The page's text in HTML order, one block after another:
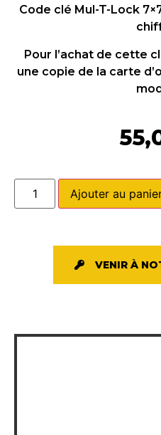
Code clé Mul-T-Lock
Pour l’achat de cette
une copie de la carte
Ajouter au
VENIR À